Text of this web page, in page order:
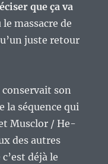
que ça va
massacre de
juste retour
conservait son
la séquence qui
Musclor / He-
des autres
déjà le